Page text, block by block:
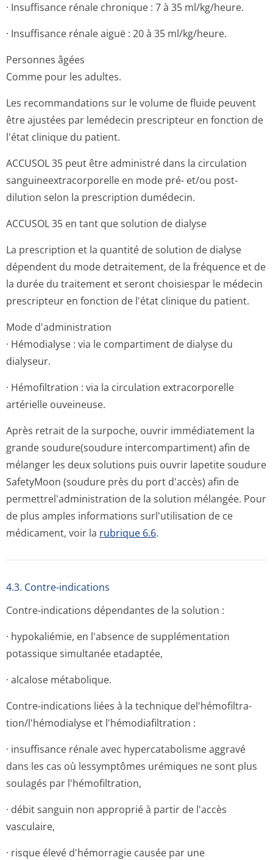
· Insuffisance rénale chronique : 7 à 35 ml/kg/heure.
· Insuffisance rénale aiguë : 20 à 35 ml/kg/heure.
Personnes âgées
Comme pour les adultes.
Les recommandations sur le volume de fluide peuvent
être ajustées par lemédecin prescripteur en fonction de
l'état clinique du patient.
ACCUSOL 35 peut être administré dans la circulation
sanguineextra­corporelle en mode pré- et/ou post-
dilution selon la prescription dumédecin.
ACCUSOL 35 en tant que solution de dialyse
La prescription et la quantité de solution de dialyse
dépendent du mode detraitement, de la fréquence et de
la durée du traitement et seront choisiespar le médecin
prescripteur en fonction de l'état clinique du patient.
Mode d'administration
· Hémodialyse : via le compartiment de dialyse du
dialyseur.
· Hémofiltration : via la circulation extracorporelle
artérielle ouveineuse.
Après retrait de la surpoche, ouvrir immédiatement la
grande soudure(soudure intercompartiment) afin de
mélanger les deux solutions puis ouvrir lapetite soudure
SafetyMoon (soudure près du port d'accès) afin de
permettrel'ad­ministration de la solution mélangée. Pour
de plus amples informations surl'utilisation de ce
médicament, voir la rubrique 6.6.
4.3. Contre-indications
Contre-indications dépendantes de la solution :
· hypokaliémie, en l'absence de supplémentation
potassique simultanée etadaptée,
· alcalose métabolique.
Contre-indications liées à la technique del'hémofiltra­
tion/l'hémodi­alyse et l'hémodiafiltra­tion :
· insuffisance rénale avec hypercatabolisme aggravé
dans les cas où lessymptômes urémiques ne sont plus
soulagés par l'hémofiltration,
· débit sanguin non approprié à partir de l'accès
vasculaire,
· risque élevé d'hémorragie causée par une